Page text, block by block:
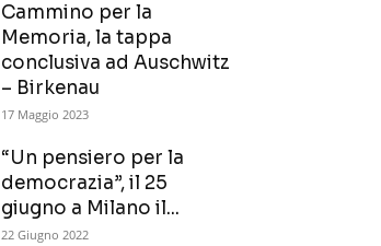
Cammino per la
Memoria, la tappa
conclusiva ad Auschwitz
– Birkenau
17 Maggio 2023
“Un pensiero per la
democrazia”, il 25
giugno a Milano il...
22 Giugno 2022